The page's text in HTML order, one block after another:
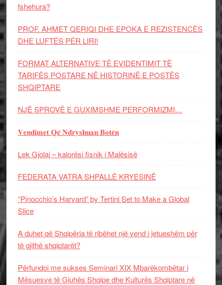
fshehura?
PROF. AHMET QERIQI DHE EPOKA E REZISTENCЁS
DHE LUFTЁS PЁR LIRI!
FORMAT ALTERNATIVE TË EVIDENTIMIT TË
TARIFËS POSTARE NË HISTORINË E POSTËS
SHQIPTARE
NJË SPROVË E GUXIMSHME PERFORMIZMI…
𝐕𝐞𝐧𝐝𝐢𝐦𝐞𝐭 𝐐𝐞̈ 𝐍𝐝𝐫𝐲𝐬𝐡𝐮𝐚𝐧 𝐁𝐨𝐭𝐞̈𝐧
Lek Gjolaj – kalorësi fisnik i Malësisë
FEDERATA VATRA SHPALLË KRYESINË
“Pinocchio’s Harvard” by Tertini Set to Make a Global
Slice
A duhet që Shqipëria të ribëhet një vend i jetueshëm për
të gjithë shqiptarët?
Përfundoi me sukses Seminari XIX Mbarëkombëtar i
Mësuesve të Gjuhës Shqipe dhe Kulturës Shqiptare në